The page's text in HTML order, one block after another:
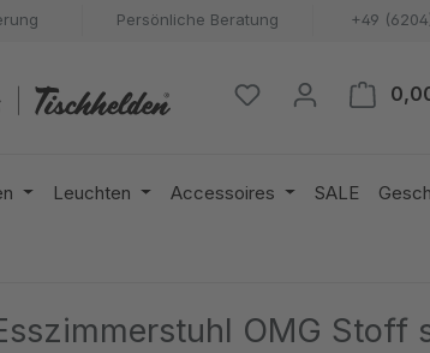
Persönliche Beratung +49
Leuchten Accessoires SALE
OMG Stoff